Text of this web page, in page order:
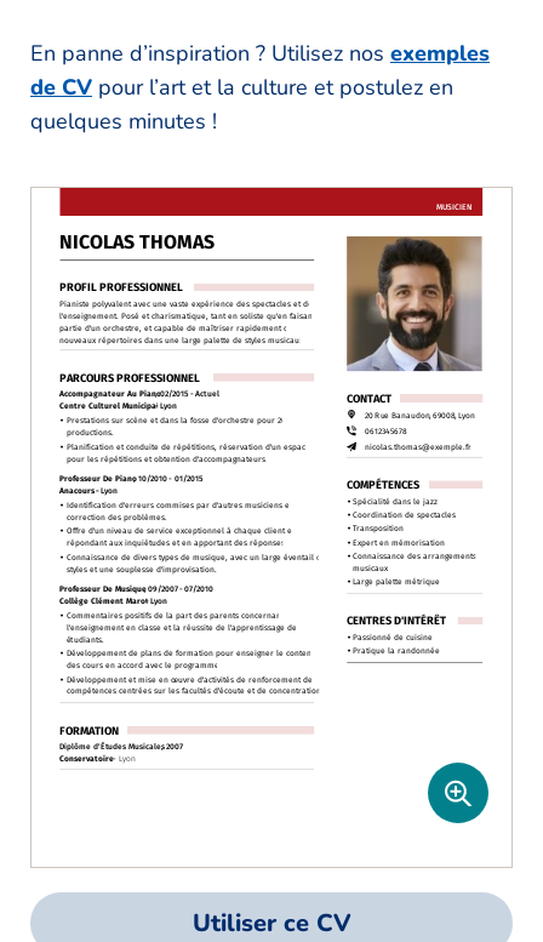
En panne d’inspiration ? Utilisez nos exemples
de CV pour l’art et la culture et postulez en
quelques minutes !
Utiliser ce CV